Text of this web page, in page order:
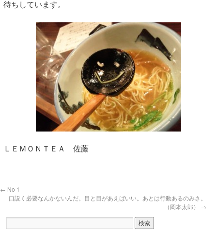
待ちしています。
ＬＥＭＯＮＴＥＡ 佐藤
← No 1
口説く必要なんかないんだ。目と目があえばいい。あとは行動あるのみさ。
（岡本太郎） →